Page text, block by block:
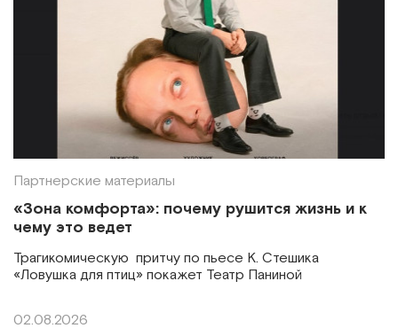
Партнерские материалы
«Зона комфорта»: почему рушится жизнь и к
чему это ведет
Трагикомическую притчу по пьесе К. Стешика
«Ловушка для птиц» покажет Театр Паниной
02.08.2026